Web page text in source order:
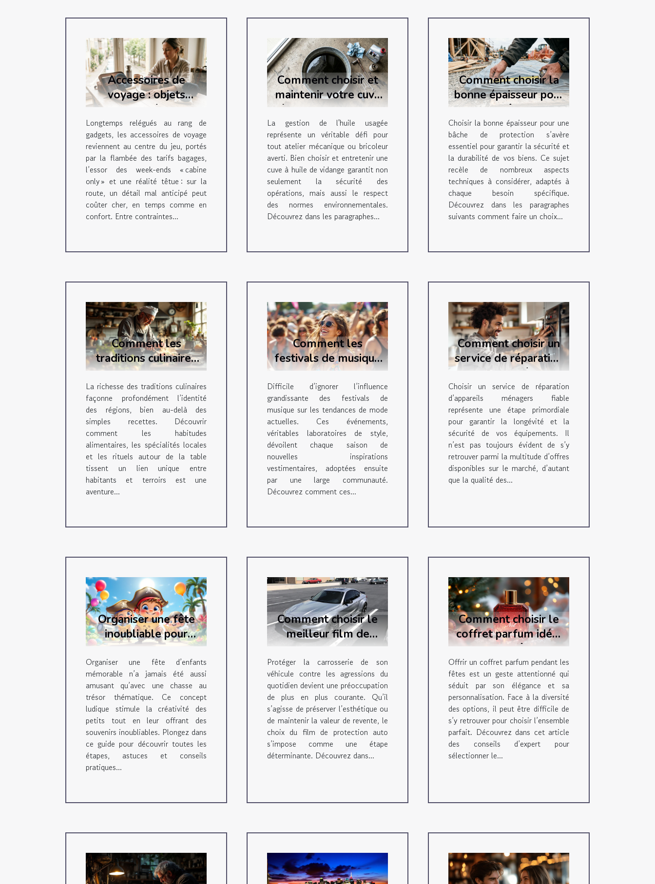
Accessoires de
voyage : objets
futiles ou véritables
alliés sur la route ?
Longtemps relégués au rang de
gadgets, les accessoires de voyage
reviennent au centre du jeu, portés
par la flambée des tarifs bagages,
l’essor des week-ends « cabine
only » et une réalité têtue : sur la
route, un détail mal anticipé peut
coûter cher, en temps comme en
confort. Entre contraintes...
Comment choisir et
maintenir votre cuve
à huile de vidange
efficacement
La gestion de l'huile usagée
représente un véritable défi pour
tout atelier mécanique ou bricoleur
averti. Bien choisir et entretenir une
cuve à huile de vidange garantit non
seulement la sécurité des
opérations, mais aussi le respect
des normes environnementales.
Découvrez dans les paragraphes...
Comment choisir la
bonne épaisseur pour
votre bâche de
protection ?
Choisir la bonne épaisseur pour une
bâche de protection s’avère
essentiel pour garantir la sécurité et
la durabilité de vos biens. Ce sujet
recèle de nombreux aspects
techniques à considérer, adaptés à
chaque besoin spécifique.
Découvrez dans les paragraphes
suivants comment faire un choix...
Comment les
traditions culinaires
renforcent-elles
l'identité régionale ?
La richesse des traditions culinaires
façonne profondément l’identité
des régions, bien au-delà des
simples recettes. Découvrir
comment les habitudes
alimentaires, les spécialités locales
et les rituels autour de la table
tissent un lien unique entre
habitants et terroirs est une
aventure...
Comment les
festivals de musique
influencent-ils les
tendances de mode
actuelles ?
Difficile d’ignorer l’influence
grandissante des festivals de
musique sur les tendances de mode
actuelles. Ces événements,
véritables laboratoires de style,
dévoilent chaque saison de
nouvelles inspirations
vestimentaires, adoptées ensuite
par une large communauté.
Découvrez comment ces...
Comment choisir un
service de réparation
d'appareils ménagers
fiable ?
Choisir un service de réparation
d’appareils ménagers fiable
représente une étape primordiale
pour garantir la longévité et la
sécurité de vos équipements. Il
n’est pas toujours évident de s’y
retrouver parmi la multitude d’offres
disponibles sur le marché, d’autant
que la qualité des...
Organiser une fête
inoubliable pour
enfants avec une
chasse au trésor
thématique
Organiser une fête d’enfants
mémorable n’a jamais été aussi
amusant qu’avec une chasse au
trésor thématique. Ce concept
ludique stimule la créativité des
petits tout en leur offrant des
souvenirs inoubliables. Plongez dans
ce guide pour découvrir toutes les
étapes, astuces et conseils
pratiques...
Comment choisir le
meilleur film de
protection auto pour
votre véhicule ?
Protéger la carrosserie de son
véhicule contre les agressions du
quotidien devient une préoccupation
de plus en plus courante. Qu’il
s’agisse de préserver l’esthétique ou
de maintenir la valeur de revente, le
choix du film de protection auto
s’impose comme une étape
déterminante. Découvrez dans...
Comment choisir le
coffret parfum idéal
pour les fêtes ?
Offrir un coffret parfum pendant les
fêtes est un geste attentionné qui
séduit par son élégance et sa
personnalisation. Face à la diversité
des options, il peut être difficile de
s’y retrouver pour choisir l’ensemble
parfait. Découvrez dans cet article
des conseils d’expert pour
sélectionner le...